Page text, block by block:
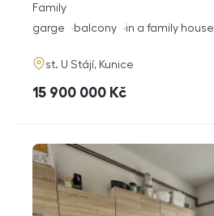
rozměry
disposition
Family
funkce
garge balcony in a family house
adresa
st. U Stájí, Kunice
cena
15 900 000 Kč